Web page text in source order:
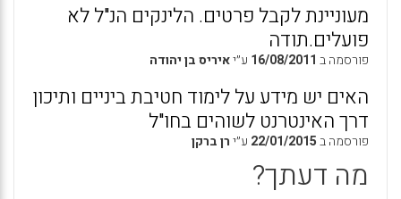
מעוניינת לקבל פרטים. הלינקים הנ"ל לא
פועלים.תודה
פורסמה ב 16/08/2011 ע״יאיריס בן יהודה
האים יש מידע על לימוד חטיבת ביניים ותיכון
דרך האינטרנט לשוהים בחו"ל
פורסמה ב22/01/2015 ע״ירן ברקן
מה דעתך?